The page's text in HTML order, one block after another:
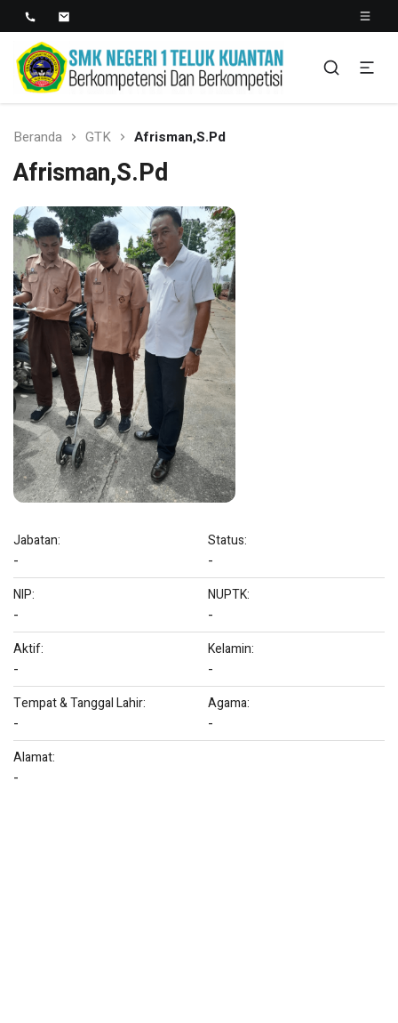
SMK NEGERI 1 TELUK
KUANTAN
Berkopetensi Dan Berkompetisi
Beranda GTK Afrisman,S.Pd
Afrisman,S.Pd
Jabatan:
-
Status:
-
NIP:
-
NUPTK:
-
Aktif:
-
Kelamin:
-
Tempat & Tanggal Lahir:
-
Agama:
-
Alamat:
-